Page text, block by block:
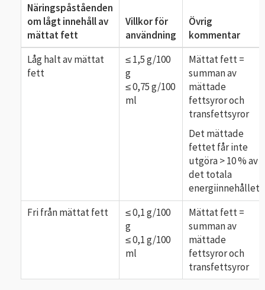
Näringspåståenden
om lågt innehåll av
mättat fett
Villkor för
användning
Övrig
kommentar
Låg halt av mättat
fett
≤ 1,5 g/100
g
≤ 0,75 g/100
ml
Mättat fett =
summan av
mättade
fettsyror och
transfettsyror
Det mättade
fettet får inte
utgöra > 10 % av
det totala
energiinnehållet
Fri från mättat fett
≤ 0,1 g/100
g
≤ 0,1 g/100
ml
Mättat fett =
summan av
mättade
fettsyror och
transfettsyror